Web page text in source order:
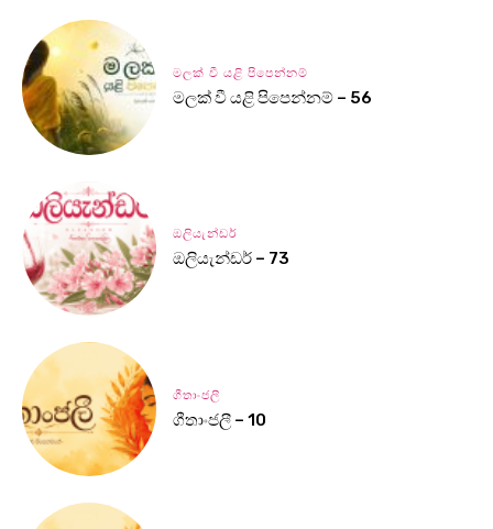
මලක් වී යළි පිපෙන්නම්
මලක් වී යළි පිපෙන්නම් – 56
ඔලියැන්ඩර්
ඔලියැන්ඩර් – 73
ගීතාංජලී
ගීතාංජලී – 10